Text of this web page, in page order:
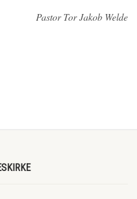
Pastor Tor Jakob Welde